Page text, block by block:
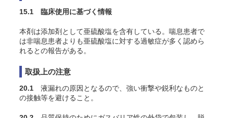
15.1 臨床使用に基づく情報
本剤は添加剤として亜硫酸塩を含有している。喘息患者で
は非喘息患者よりも亜硫酸塩に対する過敏症が多く認めら
れるとの報告がある。
取扱上の注意
20.1 液漏れの原因となるので、強い衝撃や鋭利なものと
の接触等を避けること。